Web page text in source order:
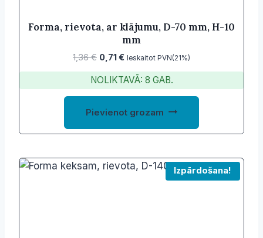
Forma, rievota, ar klājumu, D-70 mm, H-10
mm
1,36€ Original
price
was:
1,36 €.
0,71€Current
price
is:
0,71 €.
Ieskaitot PVN(21%)
NOLIKTAVĀ: 8 GAB.
Pievienot grozam
Izpārdošana!